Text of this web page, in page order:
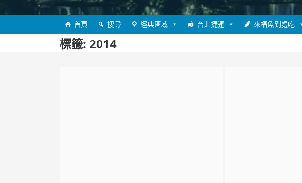
首頁 搜尋 經典區域 台北捷運 來福魚到處吃
標籤: 2014